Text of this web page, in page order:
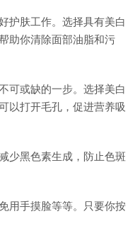
护肤工作。选择具有美白
助你清除面部油脂和污
可或缺的一步。选择美白
以打开毛孔，促进营养吸
少黑色素生成，防止色斑
用手摸脸等等。只要你按